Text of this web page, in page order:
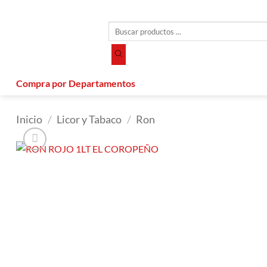
productos
Compra por Departamentos
Inicio / Licor y Tabaco / Ron